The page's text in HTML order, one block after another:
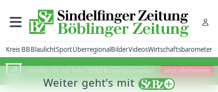
Kreis BBBlaulichtSportÜberregionalBilderVideosWirtschaftsbarometer
Machen Sie mit beim SZ/BZ-Bürgerbarometer! Jetzt abstimmen
Weiter geht's mit